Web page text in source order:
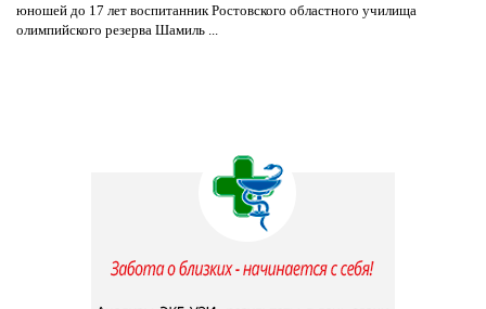
юношей до 17 лет воспитанник Ростовского областного училища
олимпийского резерва Шамиль ...